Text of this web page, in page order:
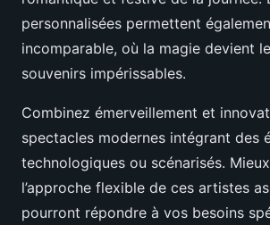
personnalisées permettent
incomparable, où la magie devient
souvenirs impérissables.
Combinez émerveillement et
spectacles modernes intégrant des
technologiques ou scénarisés.
l’approche flexible de ces artistes
pourront répondre à vos besoins